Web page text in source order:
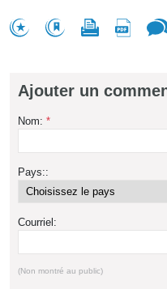
Ajouter un
Nom: *
Pays::
Courriel:
(Non montré au public)